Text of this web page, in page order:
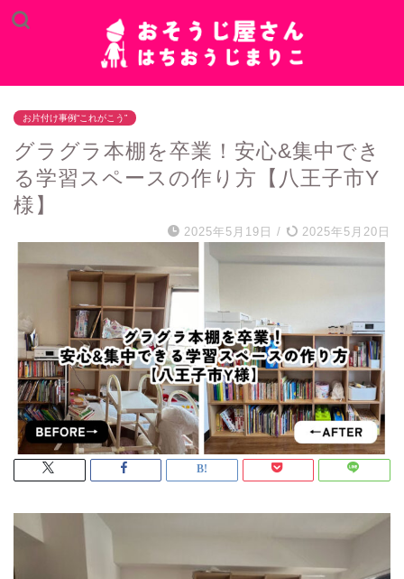
お片付け事例“これがこう”
グラグラ本棚を卒業！安心&集中でき
る学習スペースの作り方【八王子市Y
様】
2025年5月19日 / 2025年5月20日